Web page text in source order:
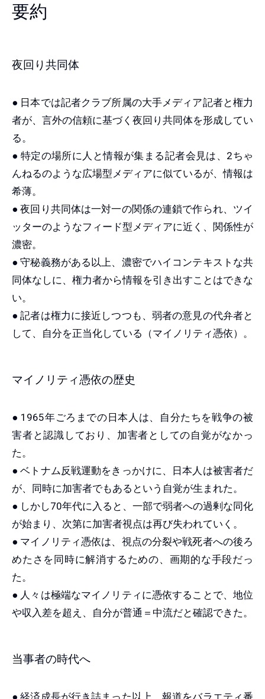
要約
夜回り共同体
● 日本では記者クラブ所属の大手メディア記者と権力
者が、言外の信頼に基づく夜回り共同体を形成してい
る。
● 特定の場所に人と情報が集まる記者会見は、2ちゃ
んねるのような広場型メディアに似ているが、情報は
希薄。
● 夜回り共同体は一対一の関係の連鎖で作られ、ツイ
ッターのようなフィード型メディアに近く、関係性が
濃密。
● 守秘義務がある以上、濃密でハイコンテキストな共
同体なしに、権力者から情報を引き出すことはできな
い。
● 記者は権力に接近しつつも、弱者の意見の代弁者と
して、自分を正当化している（マイノリティ憑依）。
マイノリティ憑依の歴史
● 1965年ごろまでの日本人は、自分たちを戦争の被
害者と認識しており、加害者としての自覚がなかっ
た。
● ベトナム反戦運動をきっかけに、日本人は被害者だ
が、同時に加害者でもあるという自覚が生まれた。
● しかし70年代に入ると、一部で弱者への過剰な同化
が始まり、次第に加害者視点は再び失われていく。
● マイノリティ憑依は、視点の分裂や戦死者への後ろ
めたさを同時に解消するための、画期的な手段だっ
た。
● 人々は極端なマイノリティに憑依することで、地位
や収入差を超え、自分が普通＝中流だと確認できた。
当事者の時代へ
● 経済成長が行き詰まった以上、報道をバラエティ番